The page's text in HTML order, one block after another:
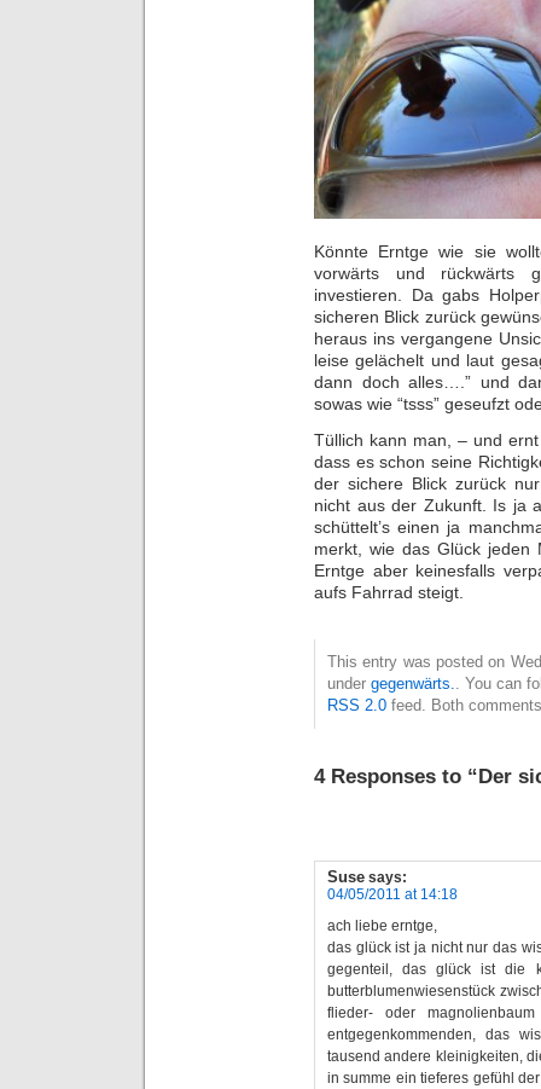
Könnte Erntge wie sie
vorwärts und rückwärts
investieren. Da gabs
sicheren Blick zurück
heraus ins vergangene
leise gelächelt und laut
dann doch alles….” und
sowas wie “tsss” geseufzt
Tüllich kann man, – und
dass es schon seine
der sichere Blick zurück
nicht aus der Zukunft. Is ja
schüttelt’s einen ja
merkt, wie das Glück jeden
Erntge aber keinesfalls
aufs Fahrrad steigt.
This entry was posted on
under gegenwärts.. You can
RSS 2.0 feed. Both
4 Responses to “Der
Suse says:
04/05/2011 at 14:18
ach liebe erntge,
das glück ist ja nicht nur das
gegenteil, das glück ist die
butterblumenwiesenstück
flieder- oder
entgegenkommenden, das
tausend andere kleinigkeiten,
in summe ein tieferes gefühl